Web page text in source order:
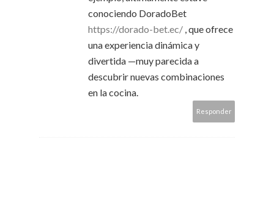
conociendo DoradoBet
https://dorado-bet.ec/ , que ofrece
una experiencia dinámica y
divertida —muy parecida a
descubrir nuevas combinaciones
en la cocina.
Responder